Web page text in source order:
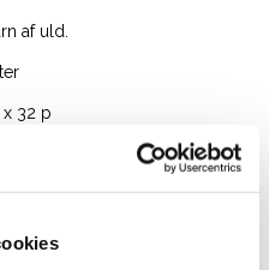
af uld.
x 32 p
40ºC / Brug aldrig